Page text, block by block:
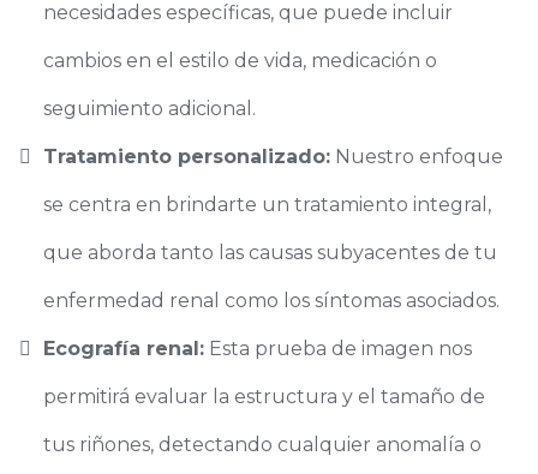
necesidades específicas, que puede incluir
cambios en el estilo de vida, medicación o
seguimiento adicional.
Tratamiento personalizado: Nuestro enfoque
se centra en brindarte un tratamiento integral,
que aborda tanto las causas subyacentes de tu
enfermedad renal como los síntomas asociados.
Ecografía renal: Esta prueba de imagen nos
permitirá evaluar la estructura y el tamaño de
tus riñones, detectando cualquier anomalía o